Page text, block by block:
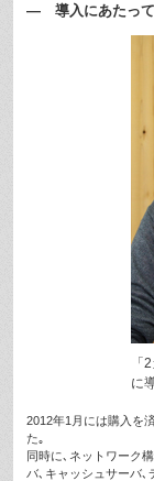
— 導入にあたって
「
に
2012年1月には購入を
た｡
同時に､ネットワーク
バ､キャッシュサーバ